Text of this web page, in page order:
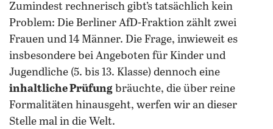
Zumindest rechnerisch gibt’s tatsächlich kein
Problem: Die Berliner AfD-Fraktion zählt zwei
Frauen und 14 Männer. Die Frage, inwieweit es
insbesondere bei Angeboten für Kinder und
Jugendliche (5. bis 13. Klasse) dennoch eine
inhaltliche Prüfung bräuchte, die über reine
Formalitäten hinausgeht, werfen wir an dieser
Stelle mal in die Welt.